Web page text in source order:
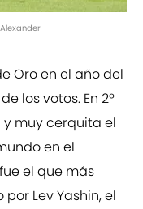
Oro en el año del
los votos. En 2º
y muy cerquita el
en el
el que más
Lev Yashin, el